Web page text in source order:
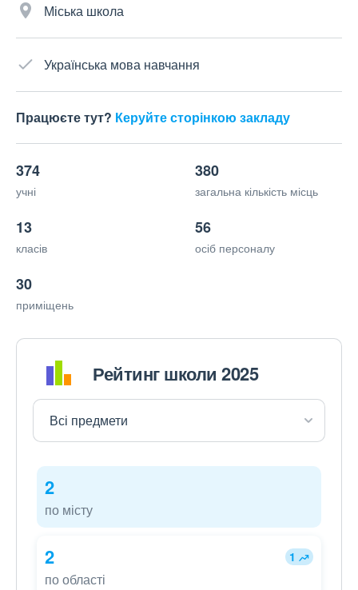
Міська школа
Українська мова навчання
Працюєте тут? Керуйте сторінкою закладу
374
учні
380
загальна кількість місць
13
класів
56
осіб персоналу
30
приміщень
Рейтинг школи 2025
2
по місту
2 1
по області